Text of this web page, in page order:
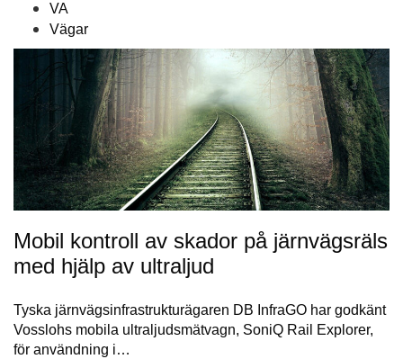
VA
Vägar
Mobil kontroll av skador på järnvägsräls
med hjälp av ultraljud
Tyska järnvägsinfrastrukturägaren DB InfraGO har godkänt
Vosslohs mobila ultraljudsmätvagn, SoniQ Rail Explorer,
för användning i…